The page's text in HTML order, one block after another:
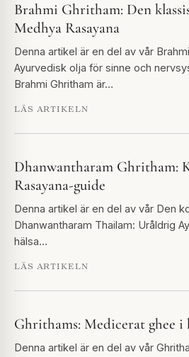
Brahmi Ghritham: Den
Medhya Rasayana
Denna artikel är en del av vår
Ayurvedisk olja för sinne och
Brahmi Ghritham är…
LÄS ARTIKELN
Dhanwantharam Ghritham:
Rasayana-guide
Denna artikel är en del av vår Den
Dhanwantharam Thailam: Uråldrig
hälsa…
LÄS ARTIKELN
Ghrithams: Medicerat ghee i
Denna artikel är en del av vår